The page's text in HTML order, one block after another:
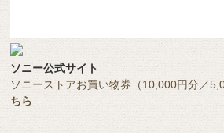
ソニー公式サイト
ソニーストアお買い物券（10,000円分／
ちら